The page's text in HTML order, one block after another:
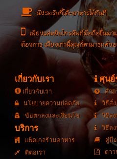
นั่งรอรับที่โต๊ะอาหารได้ทันที
เพียงแค่หยิบโทรศัพท์มือถือขึ้นมา
ต้องการ เพียงเท่านี้คุณก็สามารถสั่ง
เกี่ยวกับเรา
เกี่ยวกับเรา
นโยบายความปลดภัย
ข้อตกลงและเงื่อนไข
บริการ
แพ็คเกจร้านอาหาร
ติต่อเรา
ศุนย์
คำถ
วิธีสั่
วิธีล
วิธีล
คู่มื
ดา